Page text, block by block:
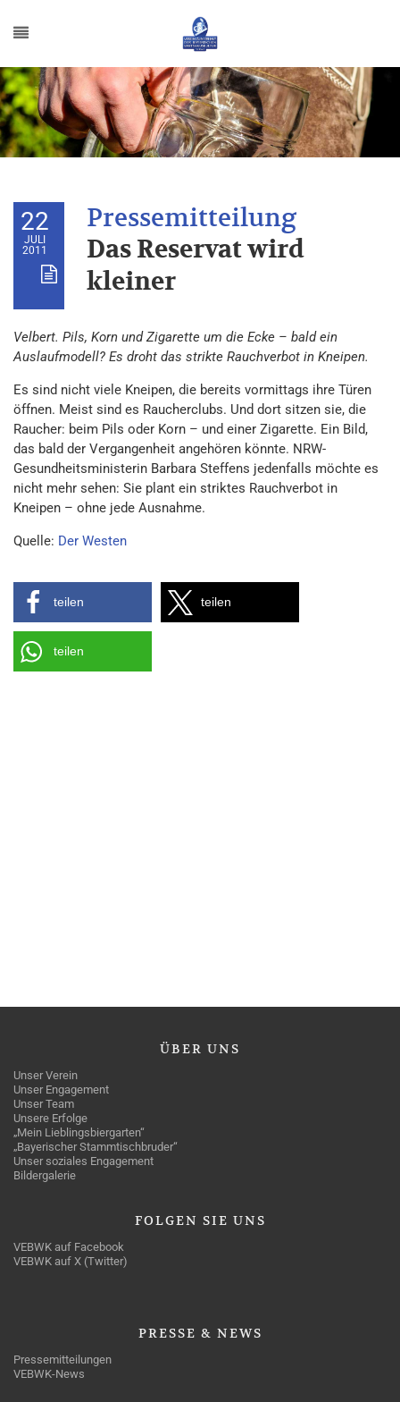
22
JULI
2011
Das Reservat wird
kleiner
Velbert. Pils, Korn und Zigarette um die Ecke – bald ein
Auslaufmodell? Es droht das strikte Rauchverbot in Kneipen.
Es sind nicht viele Kneipen, die bereits vormittags ihre Türen
öffnen. Meist sind es Raucherclubs. Und dort sitzen sie, die
Raucher: beim Pils oder Korn – und einer Zigarette. Ein Bild,
das bald der Vergangenheit angehören könnte. NRW-
Gesundheitsministerin Barbara Steffens jedenfalls möchte es
nicht mehr sehen: Sie plant ein striktes Rauchverbot in
Kneipen – ohne jede Ausnahme.
Quelle: Der Westen
teilen teilen
teilen
ÜBER UNS
Unser Verein
Unser Engagement
Unser Team
Unsere Erfolge
„Mein Lieblingsbiergarten“
„Bayerischer Stammtischbruder“
Unser soziales Engagement
Bildergalerie
FOLGEN SIE UNS
VEBWK auf Facebook
VEBWK auf X (Twitter)
PRESSE & NEWS
Pressemitteilungen
VEBWK-News